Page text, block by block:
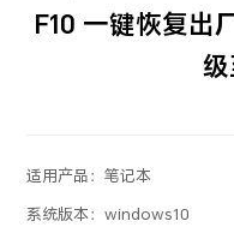
F10 一键恢复出
适用产品：笔记本
系统版本：windows10